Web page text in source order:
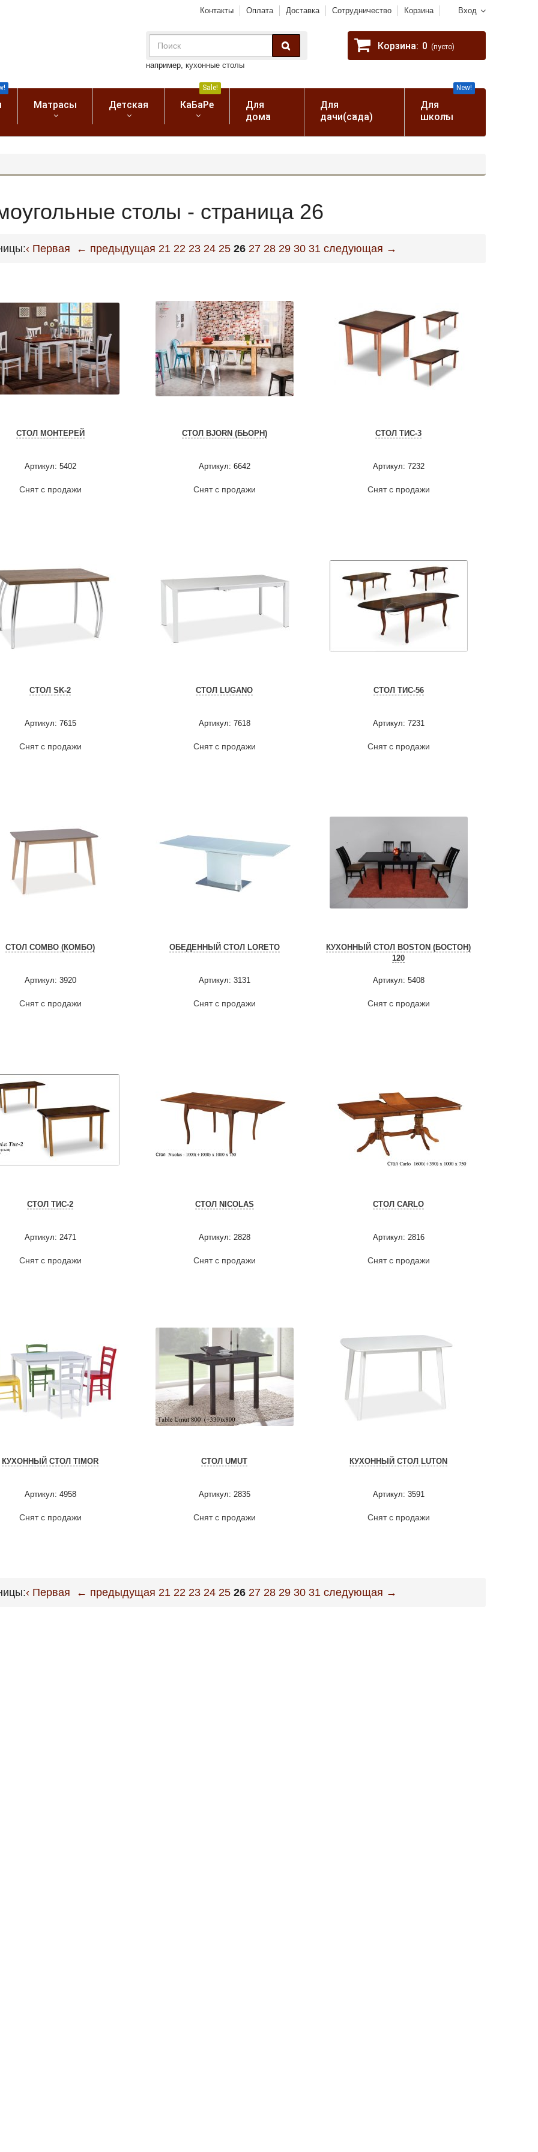
Вход
Контакты Оплата Доставка Сотрудничество Корзина
например, кухонные столы
Корзина: 0 (пусто)
Матрасы Детская КаБаРе
Sale!
Для
дома
Для
дачи(сада)
Для
школы
New!
столы - страница 26
‹ Первая ← предыдущая 21 22 23 24 25 26 27 28 29 30 31 следующая →
СТОЛ МОНТЕРЕЙ
Артикул: 5402
Снят с продажи
СТОЛ BJORN (БЬОРН)
Артикул: 6642
Снят с продажи
СТОЛ ТИС-3
Артикул: 7232
Снят с продажи
СТОЛ SK-2
Артикул: 7615
Снят с продажи
СТОЛ LUGANO
Артикул: 7618
Снят с продажи
СТОЛ ТИС-56
Артикул: 7231
Снят с продажи
СТОЛ COMBO (КОМБО)
Артикул: 3920
Снят с продажи
ОБЕДЕННЫЙ СТОЛ LORETO
Артикул: 3131
Снят с продажи
КУХОННЫЙ СТОЛ BOSTON (БОСТОН)
120
Артикул: 5408
Снят с продажи
СТОЛ ТИС-2
Артикул: 2471
Снят с продажи
СТОЛ NICOLAS
Артикул: 2828
Снят с продажи
СТОЛ CARLO
Артикул: 2816
Снят с продажи
КУХОННЫЙ СТОЛ TIMOR
Артикул: 4958
Снят с продажи
СТОЛ UMUT
Артикул: 2835
Снят с продажи
КУХОННЫЙ СТОЛ LUTON
Артикул: 3591
Снят с продажи
‹ Первая ← предыдущая 21 22 23 24 25 26 27 28 29 30 31 следующая →